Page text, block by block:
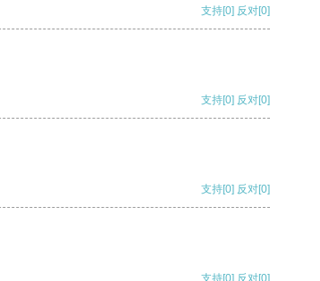
支持[0] 反对[0]
支持[0] 反对[0]
支持[0] 反对[0]
支持[0] 反对[0]